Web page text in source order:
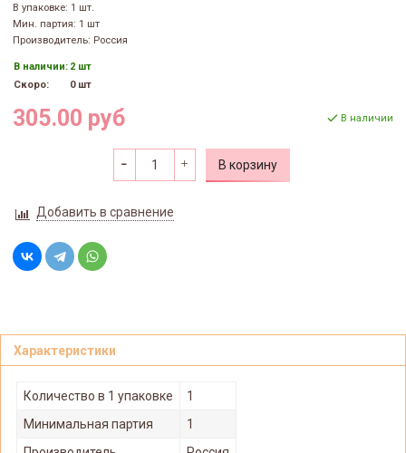
В упаковке: 1 шт.
Мин. партия: 1 шт
Производитель: Россия
В наличии: 2 шт
Скоро:
0 шт
305.00 руб В наличии
В корзину
Добавить в сравнение
Характеристики
Количество в 1 упаковке
1
Минимальная партия
1